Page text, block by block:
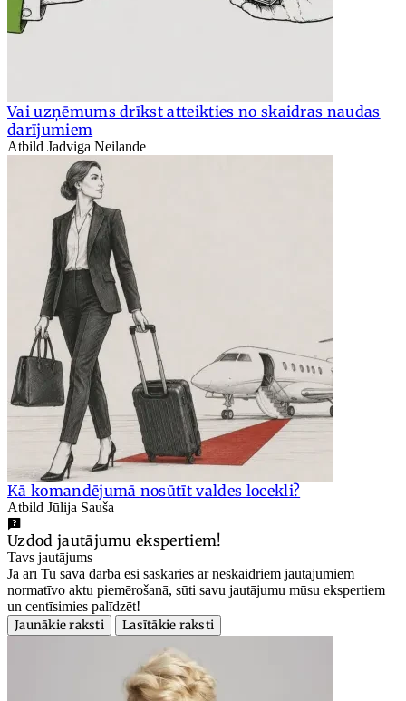
Vai uzņēmums drīkst atteikties no skaidras naudas
darījumiem
Atbild Jadviga Neilande
Kā komandējumā nosūtīt valdes locekli?
Atbild Jūlija Sauša
Uzdod jautājumu ekspertiem!
Tavs jautājums
Ja arī Tu savā darbā esi saskāries ar neskaidriem jautājumiem
normatīvo aktu piemērošanā, sūti savu jautājumu mūsu ekspertiem
un centīsimies palīdzēt!
Jaunākie raksti
Lasītākie raksti